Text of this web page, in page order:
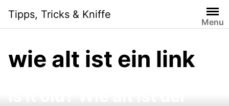
content
Tipps, Tricks & Kniffe
Menu
wie alt ist ein link